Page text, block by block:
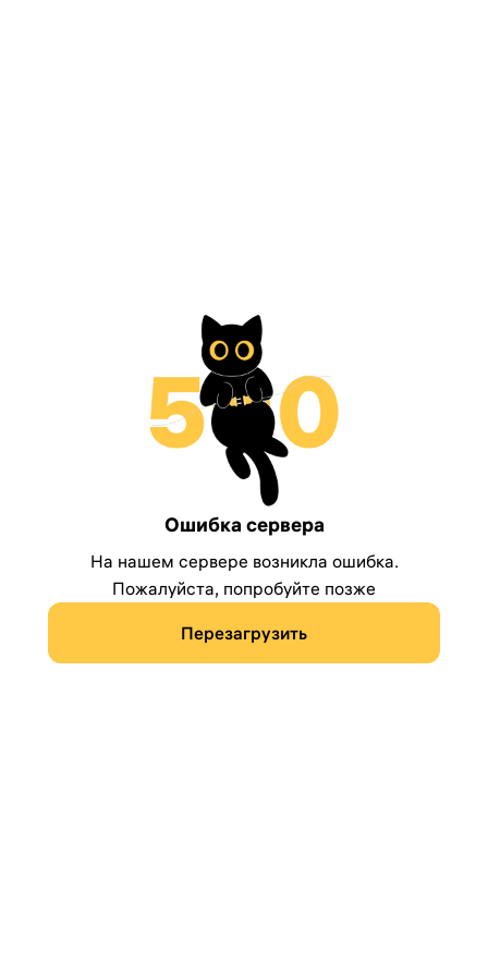
Ошибка сервера
На нашем сервере возникла ошибка.
Пожалуйста, попробуйте позже
Перезагрузить